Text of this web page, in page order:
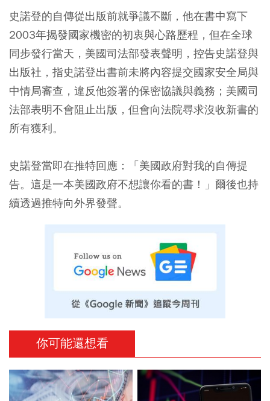
史諾登的自傳從出版前就爭議不斷，他在書中寫下
2003年揭發國家機密的初衷與心路歷程，但在全球
同步發行當天，美國司法部發表聲明，控告史諾登與
出版社，指史諾登出書前未將內容提交國家安全局與
中情局審查，違反他簽署的保密協議與義務；美國司
法部表明不會阻止出版，但會向法院尋求沒收新書的
所有獲利。
史諾登當即在推特回應：「美國政府對我的自傳提
告。這是一本美國政府不想讓你看的書！」爾後也持
續透過推特向外界發聲。
你可能還想看